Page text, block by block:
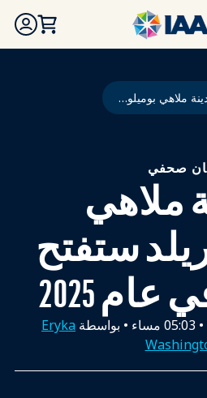
مدينة ملاهي بوميلويريلد ستفتح أبوابها في عام 2025
صحفي
ملاهي
ستفتح
عام 2025
• 05:03 مساء • بواسطة Eryka